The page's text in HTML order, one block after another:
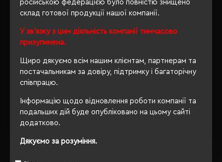
російською федерацією було повністю знищено
склад готової продукції нашої компанії.
У зв'язку з цим діяльність компанії тимчасово
призупинена.
Щиро дякуємо всім нашим клієнтам, партнерам та
постачальникам за довіру, підтримку і багаторічну
співпрацю.
Інформацію щодо відновлення роботи компанії та
подальших дій буде опубліковано на цьому сайті
додатково.
Дякуємо за розуміння.